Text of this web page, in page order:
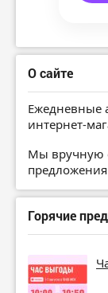
О сайте
Ежедневные
интернет-
Мы вручную
Горячие